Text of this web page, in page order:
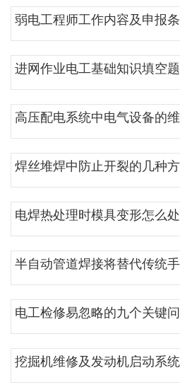
弱电工程师工作内容及申报
进网作业电工基础知识填空题
高压配电系统中电气设备的
焊丝堆焊中防止开裂的几种
电焊热处理时模具变形怎么
半自动管道焊接将替代传统
电工检修易忽略的九个关键
挖掘机维修及发动机启动系